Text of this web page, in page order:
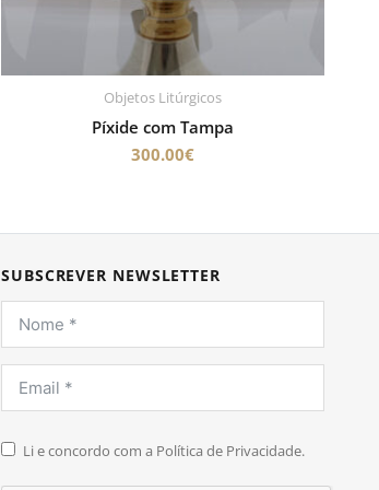
Objetos Litúrgicos
Píxide com Tampa
300.00€
SUBSCREVER NEWSLETTER
Li e concordo com a Política de Privacidade.